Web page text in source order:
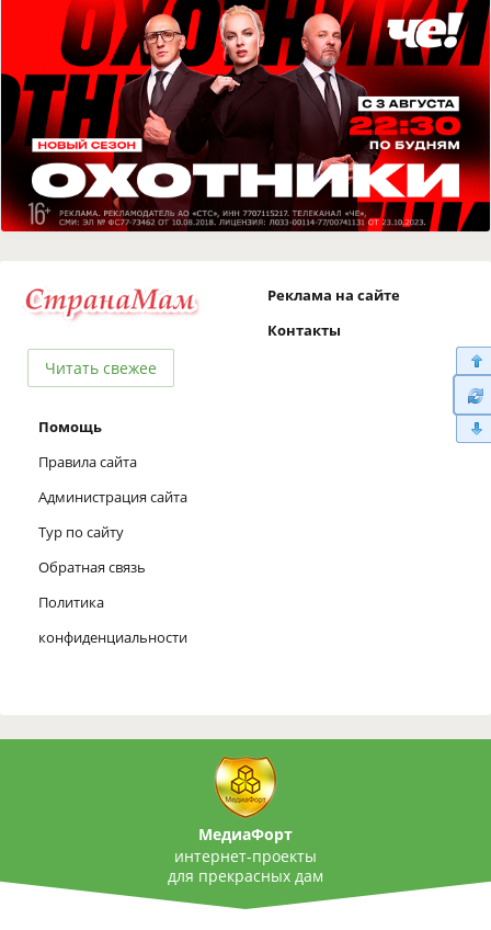
Читать свежее
Реклама на сайте
Контакты
Помощь
Правила сайта
Администрация сайта
Тур по сайту
Обратная связь
Политика
конфиденциальности
МедиаФорт
интернет-проекты
для прекрасных дам